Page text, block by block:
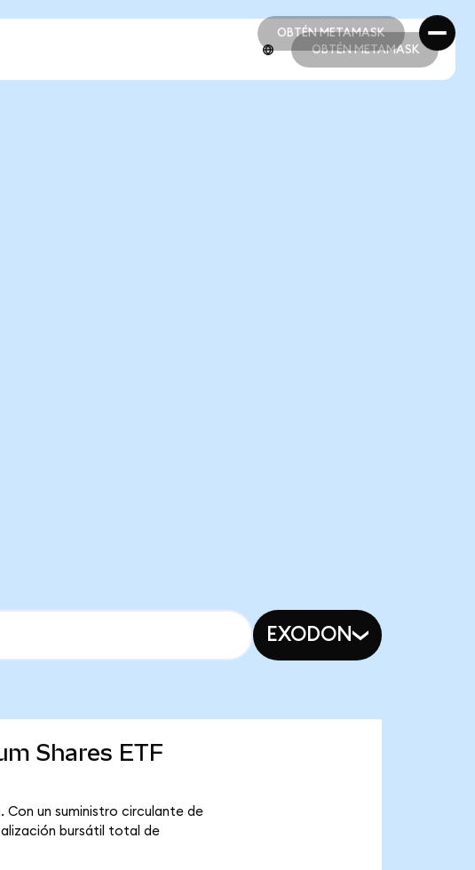
OBTÉN METAMASK
OBTÉN METAMASK
OBTÉN METAMASK
EXODON
Shares ETF
Con un suministro circulante de
bursátil total de